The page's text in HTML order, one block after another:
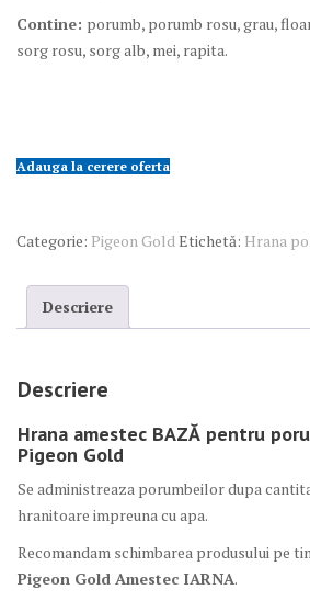
Contine: porumb, porumb rosu, grau,
sorg rosu, sorg alb, mei, rapita.
pentru
Adauga la cerere oferta
Categorie: Pigeon GoldEtichetă: Hrana
Descriere
Descriere
Hrana amestec BAZĂ pentru
Pigeon Gold
Se administreaza porumbeilor dupa
hranitoare impreuna cu apa.
Recomandam schimbarea produsului pe
Pigeon Gold Amestec IARNA.